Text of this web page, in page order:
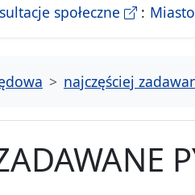
Publicznej
społeczne- strona
najczęściej